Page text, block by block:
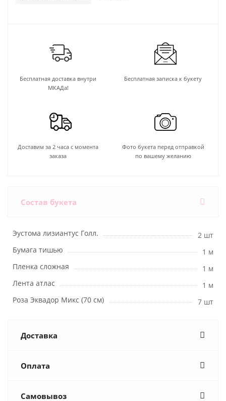
Бесплатная доставка внутри
МКАДа!
Бесплатная записка к букету
Доставим за 2 часа с момента
заказа
Фото букета перед отправкой
по вашему желанию
Состав букета
Эустома лизиантус Голл.
2 шт
Бумага тишью
1 м
Пленка сложная
1 м
Лента атлас
1 м
Роза Эквадор Микс (70 см)
7 шт
Доставка
Оплата
Самовывоз